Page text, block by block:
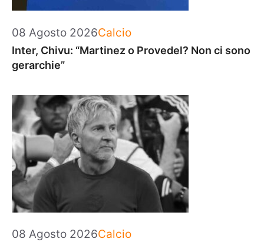
08 Agosto 2026Categorie
Calcio
Inter, Chivu: “Martinez o Provedel? Non ci sono
gerarchie”
08 Agosto 2026Categorie
Calcio